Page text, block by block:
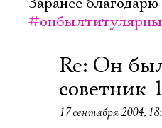
Re: Он
советник
17 сентября 2004,